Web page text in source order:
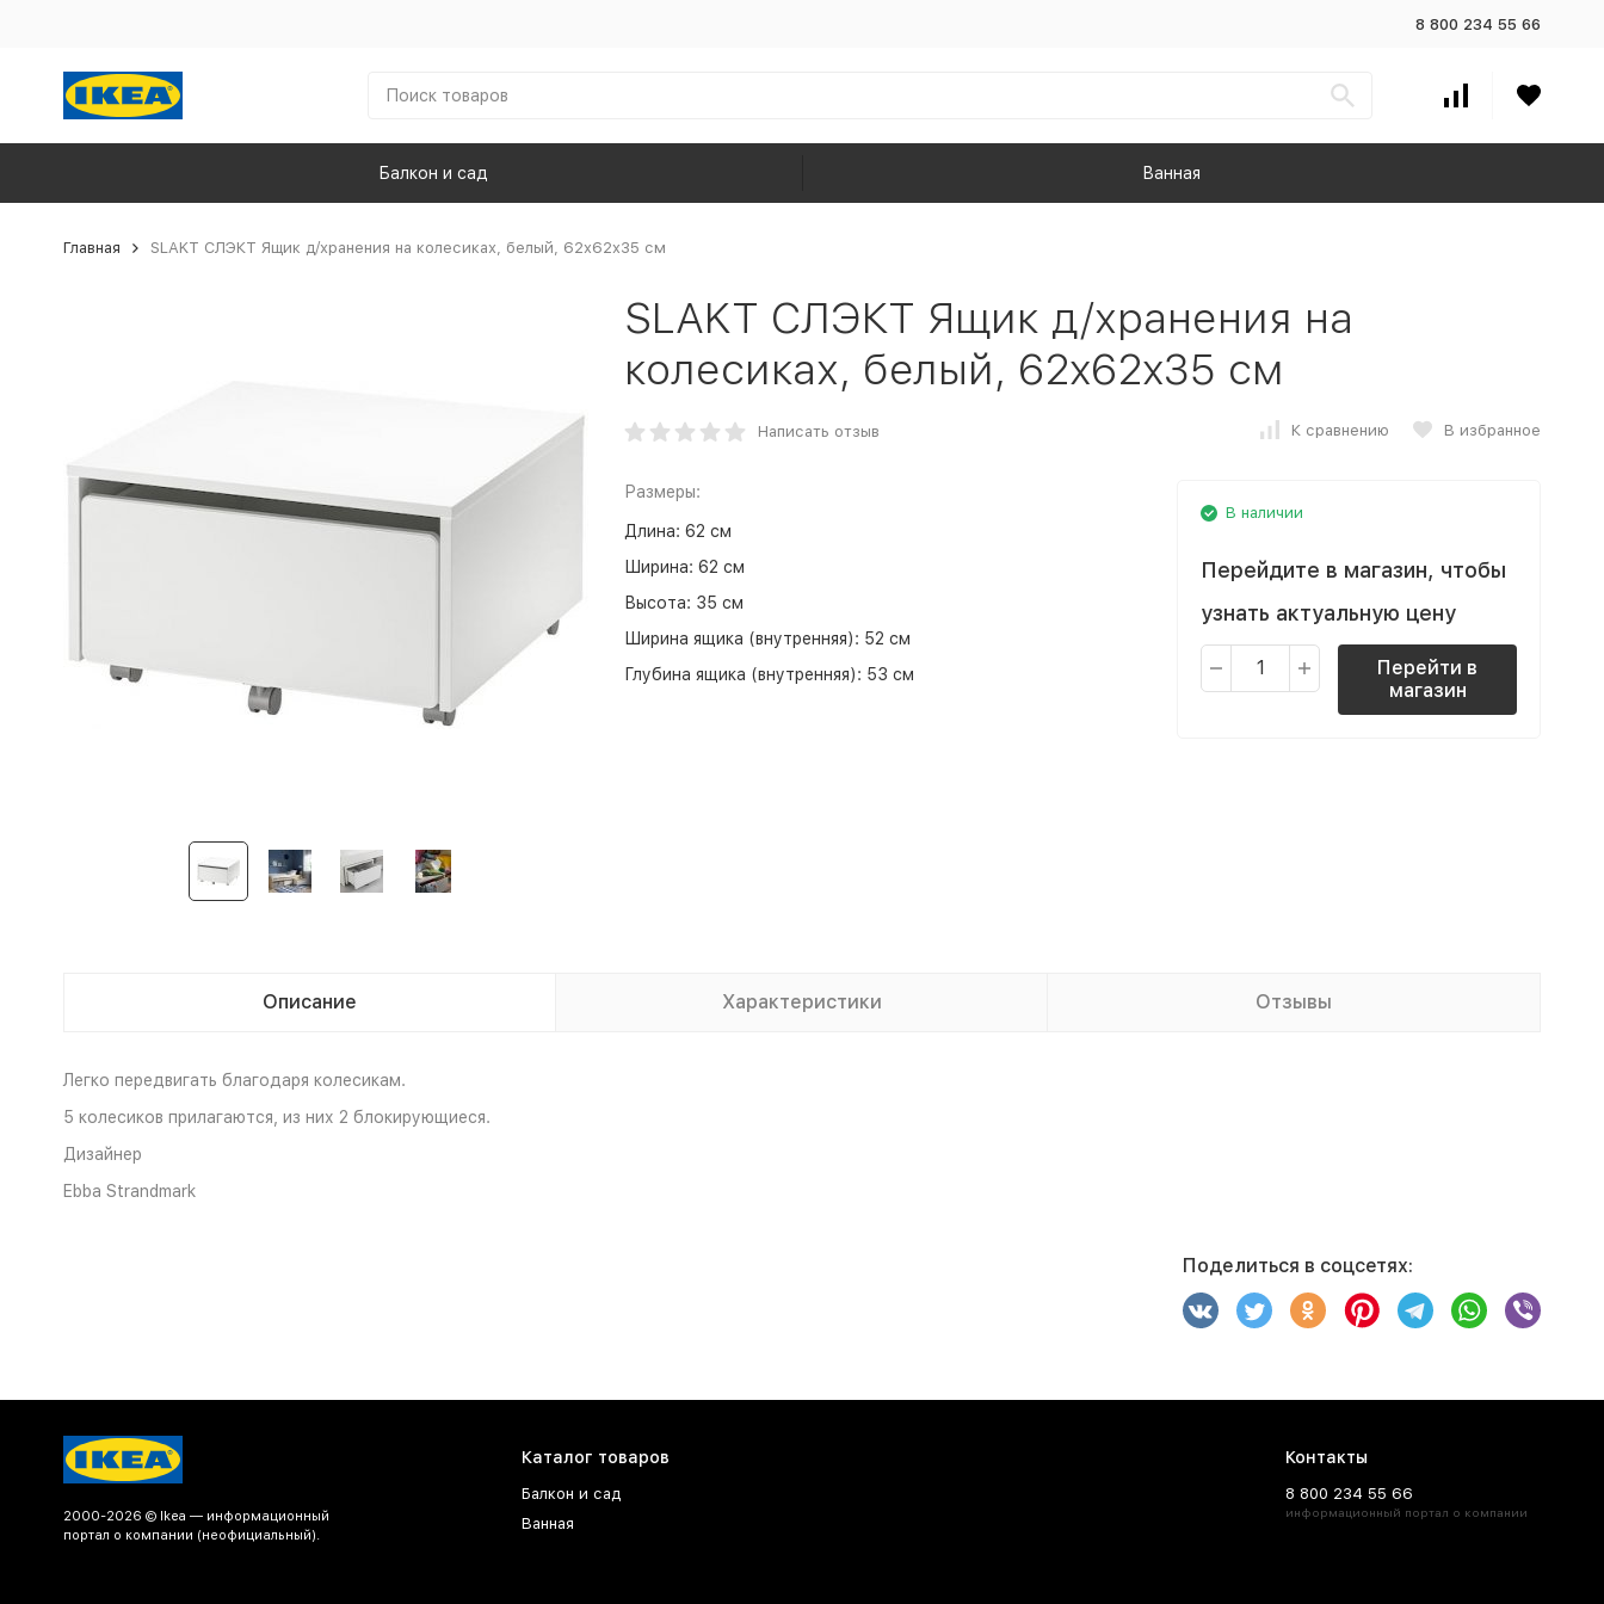
8 800 234 55 66
Балкон и сад Ванная
Главная SLAKT СЛЭКТ Ящик д/хранения на колесиках, белый, 62x62x35 см
SLAKT СЛЭКТ Ящик д/хранения на
колесиках, белый, 62x62x35 см
Написать отзыв К сравнению В избранное
Размеры:
Длина: 62 см
Ширина: 62 см
Высота: 35 см
Ширина ящика (внутренняя): 52 см
Глубина ящика (внутренняя): 53 см
В наличии
Перейдите в магазин, чтобы
узнать актуальную цену
Перейти в
магазин
Описание Характеристики Отзывы
Легко передвигать благодаря колесикам.
5 колесиков прилагаются, из них 2 блокирующиеся.
Дизайнер
Ebba Strandmark
Поделиться в соцсетях:
2000-2026 © Ikea — информационный
портал о компании (неофициальный).
Каталог товаров
Балкон и сад
Ванная
Контакты
8 800 234 55 66
информационный портал о компании